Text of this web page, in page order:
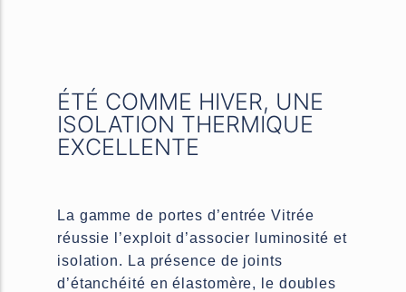
ÉTÉ COMME HIVER, UNE
ISOLATION THERMIQUE
EXCELLENTE
La gamme de portes d’entrée Vitrée
réussie l’exploit d’associer luminosité et
isolation. La présence de joints
d’étanchéité en élastomère, le doubles